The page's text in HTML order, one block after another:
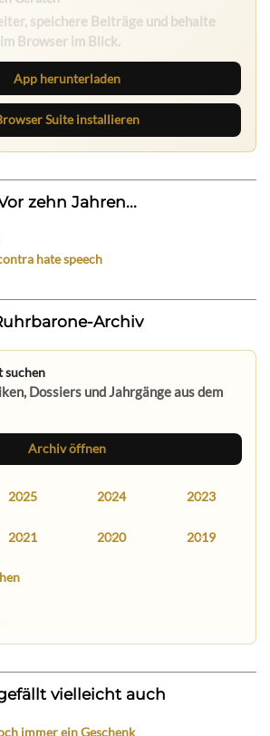
speichere Beiträge und behalte
Browser im Blick.
App herunterladen
Suite installieren
zehn Jahren...
hate speech
Archiv
suchen
Dossiers und Jahrgänge aus dem
Archiv öffnen
2025 2024 2023
2021 2020 2019
vielleicht auch
immer ein Geschenk